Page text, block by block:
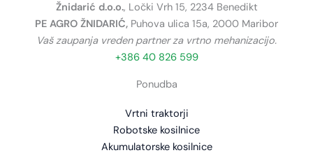
Žnidarić d.o.o., Ločki Vrh 15, 2234 Benedikt
PE AGRO ŽNIDARIĆ, Puhova ulica 15a, 2000 Maribor
Vaš zaupanja vreden partner za vrtno mehanizacijo.
+386 40 826 599
Ponudba
Vrtni traktorji
Robotske kosilnice
Akumulatorske kosilnice